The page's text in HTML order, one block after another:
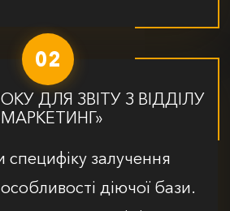
02
ДЛЯ ЗВІТУ З ВІДДІЛУ
залучення
особливості діючої бази.